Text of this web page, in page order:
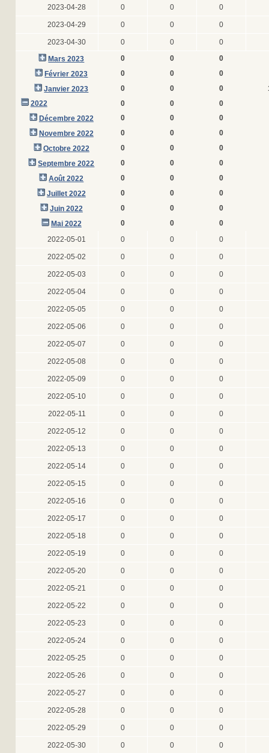
2023-04-28 0 0 0
2023-04-29 0 0 0
2023-04-30 0 0
0
Mars 2023
0 0
0
Février 2023
0 0
0
Janvier 2023
0 0 0
2022
0 0
0
Décembre 2022
0 0
0
Novembre 2022
0 0
0
Octobre 2022
0 0
0
Septembre 2022
0 0
0
Août 2022
0 0
0
Juillet 2022
0 0
0
Juin 2022
0 0
0
Mai 2022
0 0
0
2022-05-01
0 0 0
2022-05-02 0 0 0
2022-05-03 0 0 0
2022-05-04 0 0 0
2022-05-05 0 0 0
2022-05-06 0 0 0
2022-05-07 0 0 0
2022-05-08 0 0 0
2022-05-09 0 0 0
2022-05-10 0 0 0
2022-05-11 0 0 0
2022-05-12 0 0 0
2022-05-13 0 0 0
2022-05-14 0 0 0
2022-05-15 0 0 0
2022-05-16 0 0 0
2022-05-17 0 0 0
2022-05-18 0 0 0
2022-05-19 0 0 0
2022-05-20 0 0 0
2022-05-21 0 0 0
2022-05-22 0 0 0
2022-05-23 0 0 0
2022-05-24 0 0 0
2022-05-25 0 0 0
2022-05-26 0 0 0
2022-05-27 0 0 0
2022-05-28 0 0 0
2022-05-29 0 0 0
2022-05-30 0 0 0